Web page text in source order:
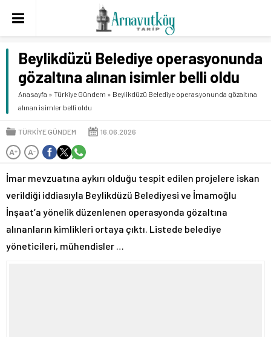
Beylikdüzü Belediye operasyonunda
gözaltına alınan isimler belli oldu
Anasayfa » Türkiye Gündem » Beylikdüzü Belediye operasyonunda gözaltına
alınan isimler belli oldu
TÜRKIYE GÜNDEM 16.06.2026
A+ A-
İmar mevzuatına aykırı olduğu tespit edilen projelere iskan
verildiği iddiasıyla Beylikdüzü Belediyesi ve İmamoğlu
İnşaat’a yönelik düzenlenen operasyonda gözaltına
alınanların kimlikleri ortaya çıktı. Listede belediye
yöneticileri, mühendisler …